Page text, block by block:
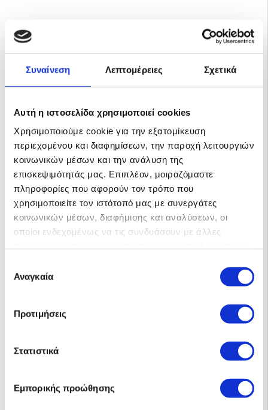
Συναίνεση Λεπτομέρειες Σχετικά
Αυτή η ιστοσελίδα χρησιμοποιεί cookies
Χρησιμοποιούμε cookie για την εξατομίκευση
περιεχομένου και διαφημίσεων, την παροχή λειτουργιών
κοινωνικών μέσων και την ανάλυση της
επισκεψιμότητάς μας. Επιπλέον, μοιραζόμαστε
πληροφορίες που αφορούν τον τρόπο που
χρησιμοποιείτε τον ιστότοπό μας με συνεργάτες
κοινωνικών μέσων, διαφήμισης και αναλύσεων, οι
οποίοι ενδεχομένως να τις συνδυάσουν με άλλες
των υπηρεσιών τους.
συγκατάθεσης
Αναγκαία
Προτιμήσεις
Στατιστικά
Εμπορικής προώθησης
Το σύστημα αποθήκευσης HVM 13.8kwh BYD B-box Premium
10200.00€